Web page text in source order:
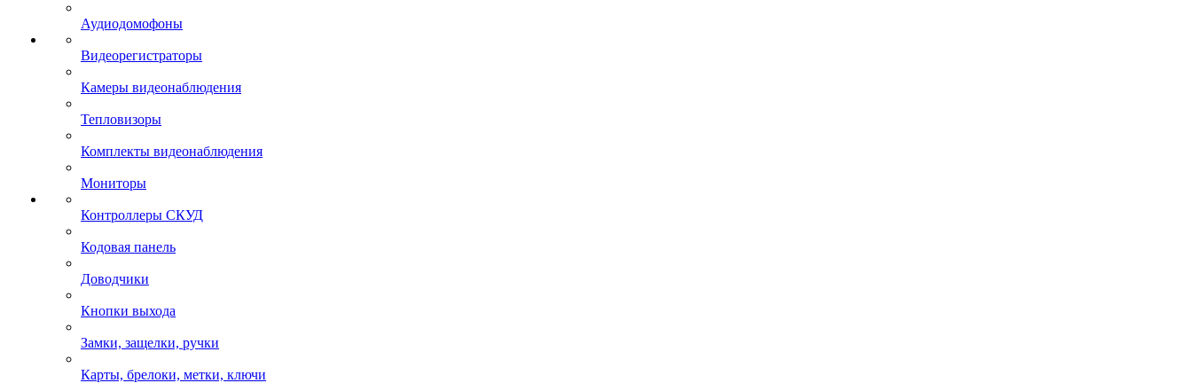
Аудиодомофоны
Видеорегистраторы
Камеры видеонаблюдения
Тепловизоры
Комплекты видеонаблюдения
Мониторы
Контроллеры СКУД
Кодовая панель
Доводчики
Кнопки выхода
Замки, защелки, ручки
Карты, брелоки, метки, ключи